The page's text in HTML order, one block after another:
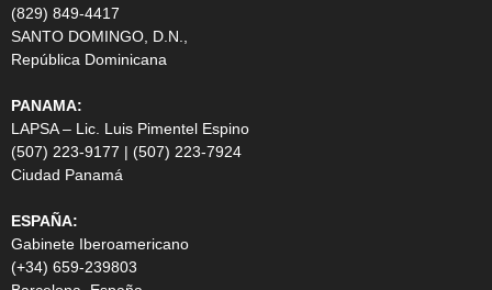
(829) 849-4417
SANTO DOMINGO, D.N.,
República Dominicana
PANAMA:
LAPSA – Lic. Luis Pimentel Espino
(507) 223-9177 | (507) 223-7924
Ciudad Panamá
ESPAÑA:
Gabinete Iberoamericano
(+34) 659-239803